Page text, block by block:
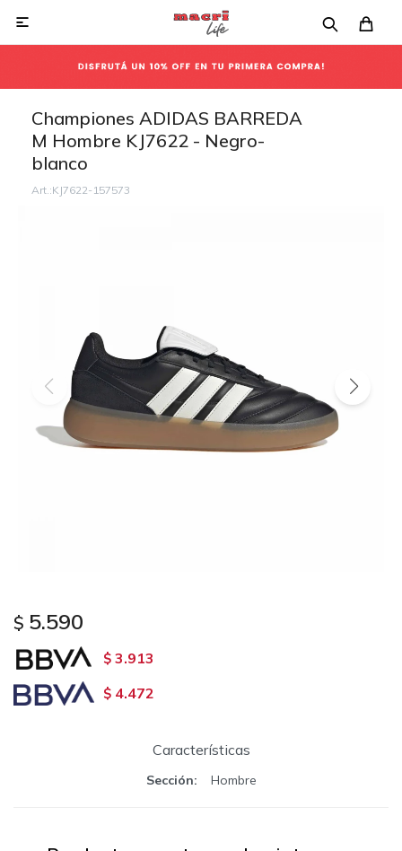

Championes ADIDAS BARREDA
M Hombre KJ7622 - Negro-
blanco
KJ7622-157573
$ 5.590
$ 3.913
$ 4.472
Características
Sección Hombre